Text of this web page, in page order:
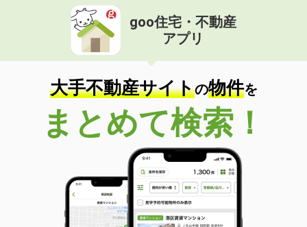
goo住宅・不動産
アプリ
大手不動産サイトの物件を
まとめて検索！